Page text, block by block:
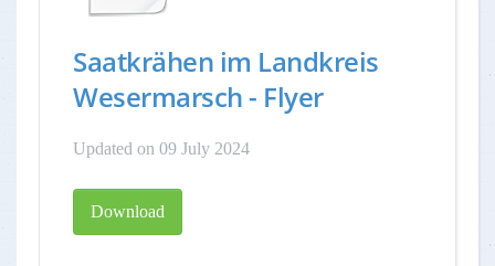
Saatkrähen im Landkreis
Wesermarsch - Flyer
Updated on 09 July 2024
Download